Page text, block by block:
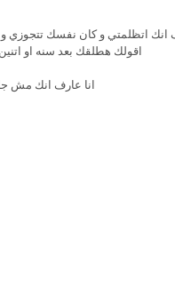
انك اتظلمتي و كان نفسك
اقولك هطلقك بعد سنه او
انا عارف انك مش